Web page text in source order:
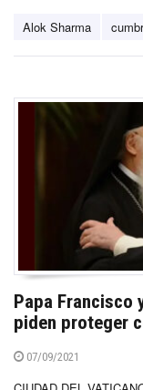
Alok Sharma
Papa Francisco
piden proteger
07/09/2021